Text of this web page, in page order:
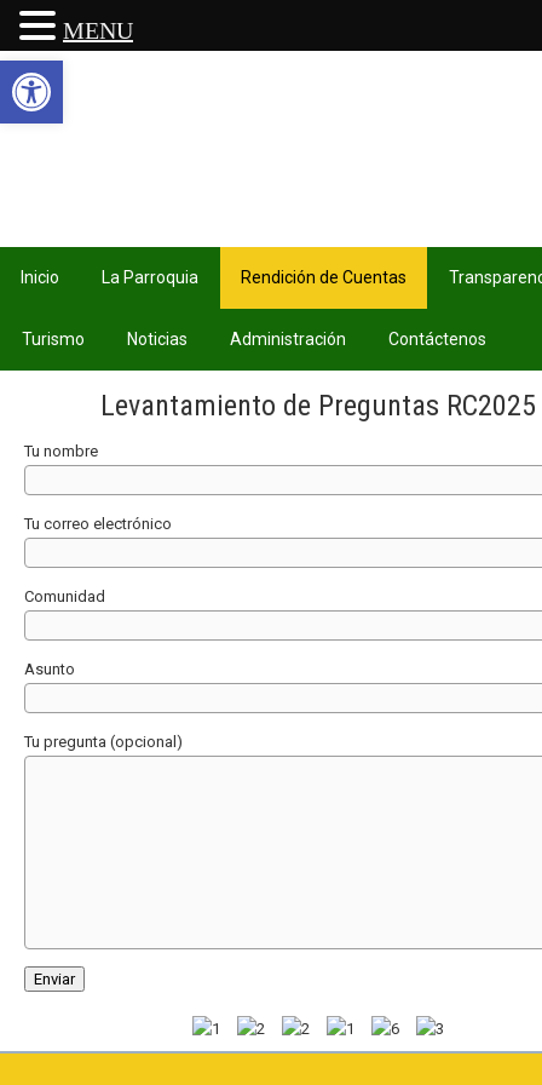
Inicio La Parroquia Rendición de Cuentas
Turismo Noticias Administración Contáctenos
Levantamiento de Preguntas RC2025
Tu nombre
Tu correo electrónico
Comunidad
Asunto
Tu pregunta (opcional)
MENU
Abrir barra de herramientas